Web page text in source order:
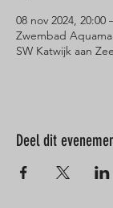
08 nov 2024, 20:00
Zwembad
SW Katwijk aan
Deel dit